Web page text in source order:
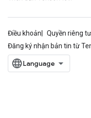
Điều khoản Quyền riêng tư
Đăng ký nhận bản tin từ